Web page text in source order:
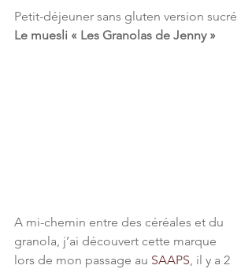
Petit-déjeuner sans gluten version sucré
Le muesli « Les Granolas de Jenny »
A mi-chemin entre des céréales et du
granola, j’ai découvert cette marque
lors de mon passage au SAAPS, il y a 2